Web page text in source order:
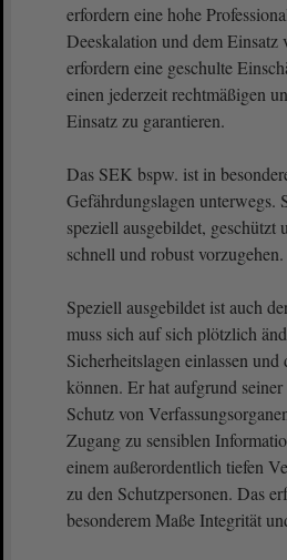
erfordern eine hohe
Deeskalation und dem Einsatz
erfordern eine geschulte
einen jederzeit rechtmäßigen
Einsatz zu garantieren.
Das SEK bspw. ist in
Gefährdungslagen unterwegs.
speziell ausgebildet, geschützt
schnell und robust vorzugehen.
Speziell ausgebildet ist auch
muss sich auf sich plötzlich
Sicherheitslagen einlassen und
können. Er hat aufgrund
Schutz von
Zugang zu sensiblen
einem außerordentlich tiefen
zu den Schutzpersonen. Das
besonderem Maße Integrität